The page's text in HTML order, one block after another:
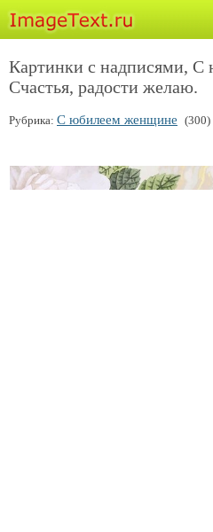
Картинки с надписями, С
Счастья, радости желаю.
Рубрика: С юбилеем женщине (300)